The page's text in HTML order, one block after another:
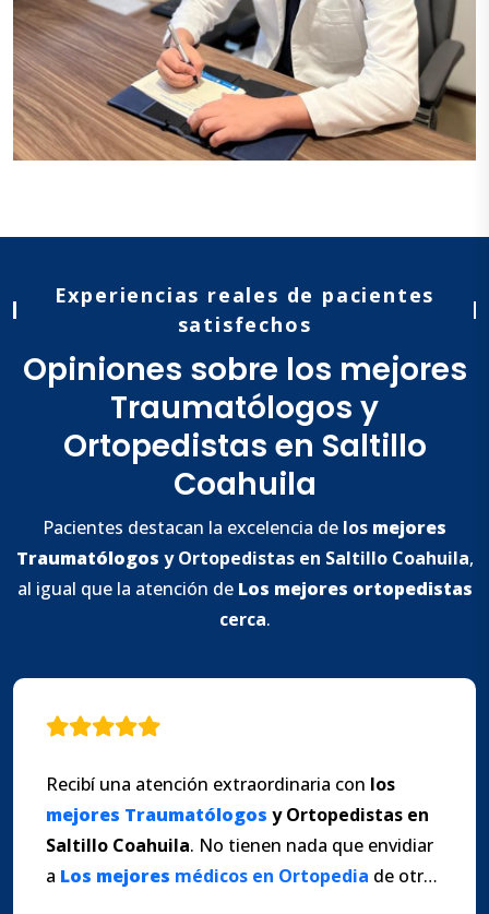
Experiencias reales de pacientes
satisfechos
Opiniones sobre los mejores
Traumatólogos y
Ortopedistas en Saltillo
Coahuila
Pacientes destacan la excelencia de los mejores
Traumatólogos y Ortopedistas en Saltillo Coahuila,
al igual que la atención de Los mejores ortopedistas
cerca.
Recibí una atención extraordinaria con los
mejores Traumatólogos y Ortopedistas en
Saltillo Coahuila. No tienen nada que envidiar
a Los mejores médicos en Ortopedia de otras